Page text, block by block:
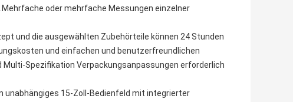
oder mehrfache Messungen einzelner
und die ausgewählten Zubehörteile können 24 Stunden
und einfachen und benutzerfreundlichen
Multi-Spezifikation Verpackungsanpassungen erforderlich
unabhängiges 15-Zoll-Bedienfeld mit integrierter